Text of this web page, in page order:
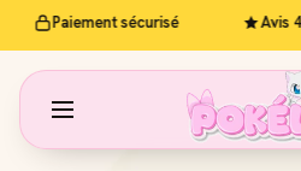
Paiement sécurisé Avis 4,8/